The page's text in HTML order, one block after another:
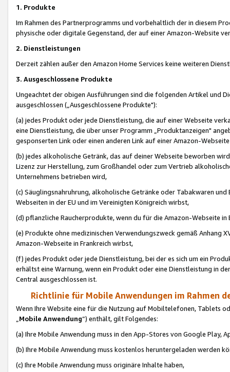
1. Produkte
Im Rahmen des Partnerprogramms und vorbehaltlich der in diesem
physische oder digitale Gegenstand, der auf einer Amazon-Website
2. Dienstleistungen
Derzeit zählen außer den Amazon Home Services keine weiteren
3. Ausgeschlossene Produkte
Ungeachtet der obigen Ausführungen sind die folgenden Artikel und
ausgeschlossen („Ausgeschlossene Produkte"):
(a) jedes Produkt oder jede Dienstleistung, die auf einer Webseite
eine Dienstleistung, die über unser Programm „Produktanzeigen"
gesponserten Link oder einen anderen Link auf einer Amazon-
(b) jedes alkoholische Getränk, das auf deiner Webseite beworben
Lizenz zur Herstellung, zum Großhandel oder zum Vertrieb
Unternehmens betrieben wird,
(c) Säuglingsnahruhrung, alkoholische Getränke oder Tabakwaren
Webseiten in der EU und im Vereinigten Königreich wirbst,
(d) pflanzliche Raucherprodukte, wenn du für die Amazon-Webseite in
(e) Produkte ohne medizinischen Verwendungszweck gemäß Anhang
Amazon-Webseite in Frankreich wirbst,
(f) jedes Produkt oder jede Dienstleistung, bei der es sich um ein
erhältst eine Warnung, wenn ein Produkt oder eine Dienstleistung in
Central ausgeschlossen ist.
Richtlinie für Mobile Anwendungen im Rahmen
Wenn Ihre Website eine für die Nutzung auf Mobiltelefonen, Tablets
„Mobile Anwendung“) enthält, gilt Folgendes:
(a) Ihre Mobile Anwendung muss in den App-Stores von Google Play,
(b) Ihre Mobile Anwendung muss kostenlos heruntergeladen werden
(c) Ihre Mobile Anwendung muss originäre Inhalte haben,